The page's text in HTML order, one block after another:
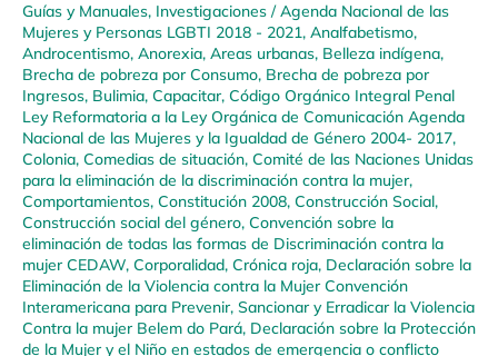
Guías y Manuales, Investigaciones /Agenda Nacional de las
Mujeres y Personas LGBTI 2018 - 2021, Analfabetismo,
Androcentismo, Anorexia, Areas urbanas, Belleza indígena,
Brecha de pobreza por Consumo, Brecha de pobreza por
Ingresos, Bulimia, Capacitar, Código Orgánico Integral Penal
Ley Reformatoria a la Ley Orgánica de Comunicación Agenda
Nacional de las Mujeres y la Igualdad de Género 2004- 2017,
Colonia, Comedias de situación, Comité de las Naciones Unidas
para la eliminación de la discriminación contra la mujer,
Comportamientos, Constitución 2008, Construcción Social,
Construcción social del género, Convención sobre la
eliminación de todas las formas de Discriminación contra la
mujer CEDAW, Corporalidad, Crónica roja, Declaración sobre la
Eliminación de la Violencia contra la Mujer Convención
Interamericana para Prevenir, Sancionar y Erradicar la Violencia
Contra la mujer Belem do Pará, Declaración sobre la Protección
de la Mujer y el Niño en estados de emergencia o conflicto